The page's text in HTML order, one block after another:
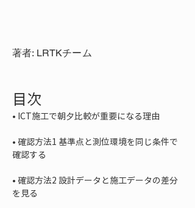
著者: LRTKチーム
目次
•
• 確認方法1 基準点と測位環境を同じ条件で
• 確認方法2 設計データと施工データの差分